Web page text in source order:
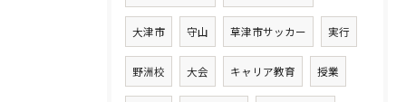
大津市 守山 草津市サッカー 実行
野洲校 大会 キャリア教育 授業